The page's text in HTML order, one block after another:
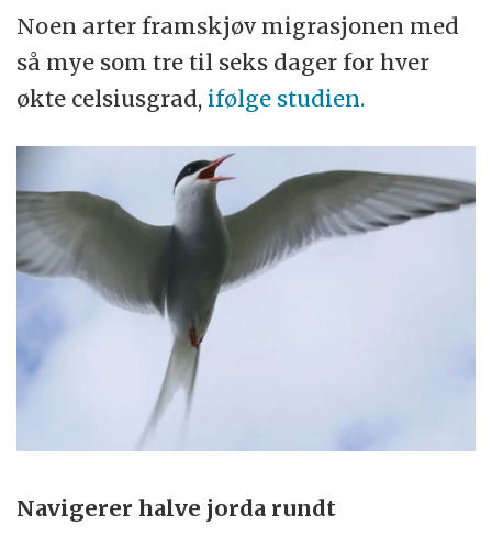
Noen arter framskjøv migrasjonen med
så mye som tre til seks dager for hver
økte celsiusgrad, ifølge studien.
Navigerer halve jorda rundt